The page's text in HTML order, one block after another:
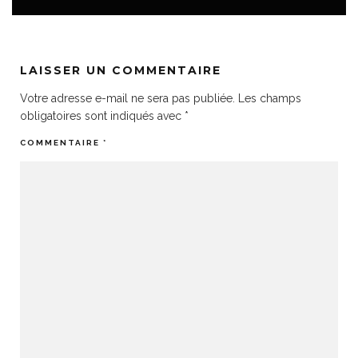
LAISSER UN COMMENTAIRE
Votre adresse e-mail ne sera pas publiée.
Les champs
obligatoires sont indiqués avec *
COMMENTAIRE *